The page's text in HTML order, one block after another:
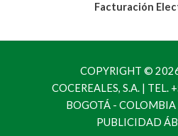
Facturación
COPYRIGHT ©
COCEREALES, S.A. |
BOGOTÁ - COLOMBIA
PUBLICIDAD